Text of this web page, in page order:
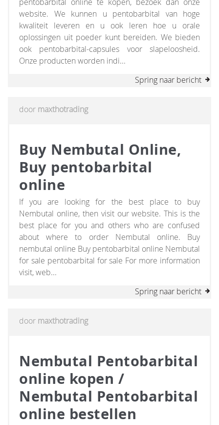
website. We kunnen u pentobarbital van hoge
kwaliteit leveren en u ook leren hoe u orale
oplossingen uit poeder kunt bereiden. We bieden
ook pentobarbital-capsules voor slapeloosheid.
Onze producten worden indi...
Spring naar bericht
door maxthotrading
Buy Nembutal Online,
Buy pentobarbital
online
If you are looking for the best place to buy
Nembutal online, then visit our website. This is the
best place for you and others who are confused
about where to order Nembutal online. Buy
nembutal online Buy pentobarbital online Nembutal
for sale pentobarbital for sale For more information
visit, web...
Spring naar bericht
door maxthotrading
Nembutal Pentobarbital
online kopen /
Nembutal Pentobarbital
online bestellen